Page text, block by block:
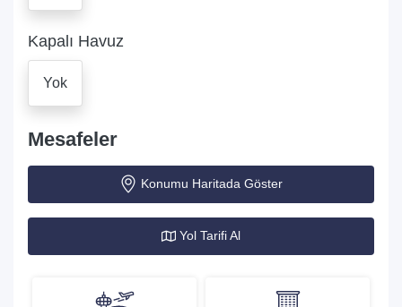
Kapalı Havuz
Yok
Mesafeler
Konumu Haritada Göster
Yol Tarifi Al